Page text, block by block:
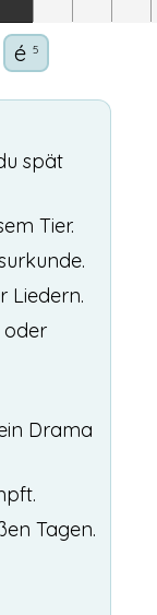
é 5
spät
Tier.
Liedern.
Drama
Tagen.